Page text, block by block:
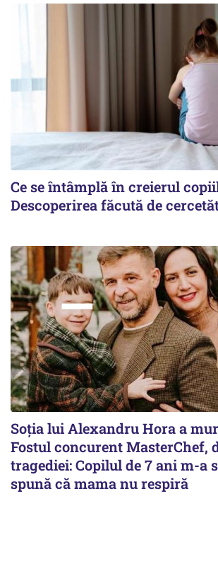
Ce se întâmplă în creierul
Descoperirea făcută de
Soția lui Alexandru Hora a
Fostul concurent MasterChef,
tragediei: Copilul de 7 ani m-a
spună că mama nu respiră